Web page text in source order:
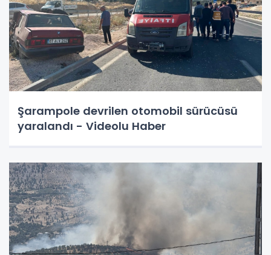
Şarampole devrilen otomobil sürücüsü
yaralandı - Videolu Haber